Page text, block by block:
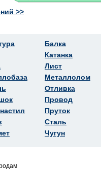
>>
Балка
Катанка
Лист
Металлолом
Отливка
Провод
Пруток
Сталь
Чугун